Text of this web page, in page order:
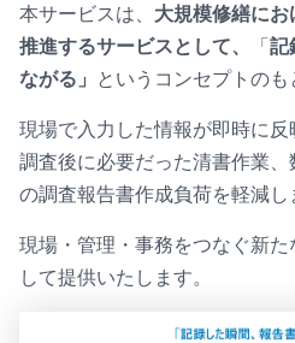
本サービスは、 大規模修繕に
推進するサービスとして、
「記
ながる」 というコンセプトのも
現場で入力した情報が即時に
調査後に必要だった清書作業
の調査報告書作成負荷を軽減し
現場・管理・事務をつなぐ新
して提供いたします。